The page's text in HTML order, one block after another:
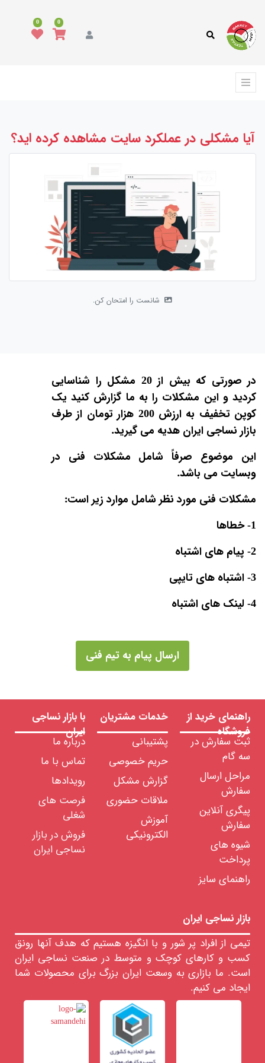
0
0
آیا مشکلی در عملکرد سایت مشاهده کرده اید؟
شانست را امتحان کن.
در صورتی که بیش از 20 مشکل را شناسایی
کردید و این مشکلات را به ما گزارش کنید یک
کوپن تخفیف به ارزش 200 هزار تومان از طرف
بازار نساجی ایران هدیه می گیرید.
این موضوع صرفاً شامل مشکلات فنی در
وبسایت می باشد.
مشکلات فنی مورد نظر شامل موارد زیر است:
1- خطاها
2- پیام های اشتباه
3- اشتباه های تایپی
4- لینک های اشتباه
ارسال پیام به تیم فنی
راهنمای خرید از
فروشگاه
ثبت سفارش در
سه گام
مراحل ارسال
سفارش
پیگری آنلاین
سفارش
شیوه های
پرداخت
راهنمای سایز
خدمات مشتریان
پشتیبانی
حریم خصوصی
گزارش مشکل
ملاقات حضوری
آموزش
الکترونیکی
با بازار نساجی
ایران
درباره ما
تماس با ما
رویدادها
فرصت های
شغلی
فروش در بازار
نساجی ایران
بازار نساجی ایران
تیمی از افراد پر شور و با انگیزه هستیم که هدف آنها رونق
کسب و کارهای کوچک و متوسط در صنعت نساجی ایران
است. ما بازاری به وسعت ایران بزرگ برای محصولات شما
ایجاد می کنیم.